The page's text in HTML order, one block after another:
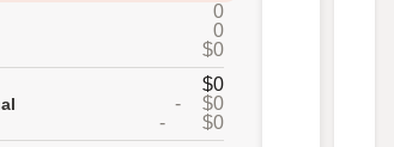
0
0
$0
$0
- $0
-
$0